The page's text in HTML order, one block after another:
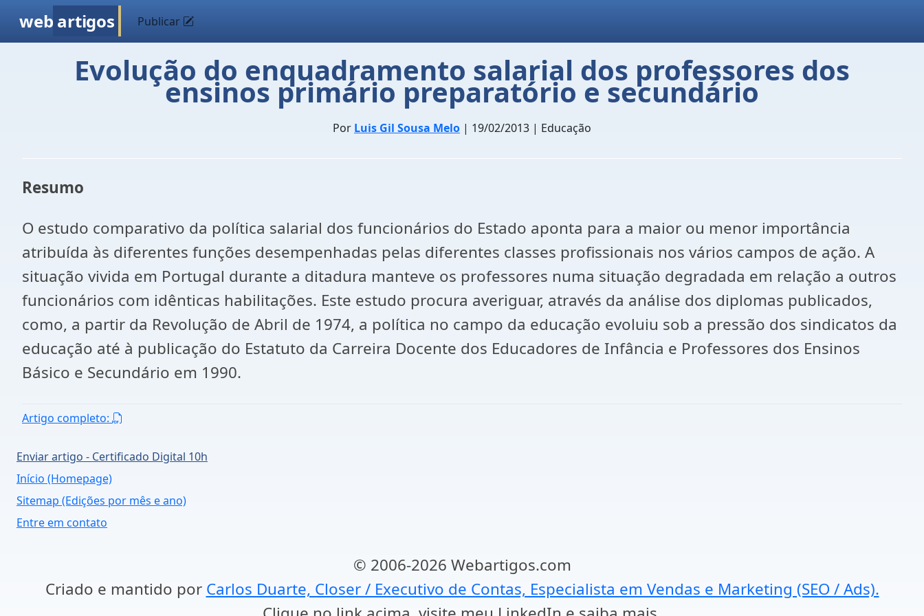
web artigos Publicar
Evolução do enquadramento salarial dos professores dos
ensinos primário preparatório e secundário
Por Luis Gil Sousa Melo | 19/02/2013 | Educação
Resumo
O estudo comparativo da política salarial dos funcionários do Estado aponta para a maior ou menor importância
atribuída às diferentes funções desempenhadas pelas diferentes classes profissionais nos vários campos de ação. A
situação vivida em Portugal durante a ditadura manteve os professores numa situação degradada em relação a outros
funcionários com idênticas habilitações. Este estudo procura averiguar, através da análise dos diplomas publicados,
como, a partir da Revolução de Abril de 1974, a política no campo da educação evoluiu sob a pressão dos sindicatos da
educação até à publicação do Estatuto da Carreira Docente dos Educadores de Infância e Professores dos Ensinos
Básico e Secundário em 1990.
Artigo completo:
Enviar artigo - Certificado Digital 10h
Início (Homepage)
Sitemap (Edições por mês e ano)
Entre em contato
© 2006-2026 Webartigos.com
Criado e mantido por Carlos Duarte, Closer / Executivo de Contas, Especialista em Vendas e Marketing (SEO / Ads).